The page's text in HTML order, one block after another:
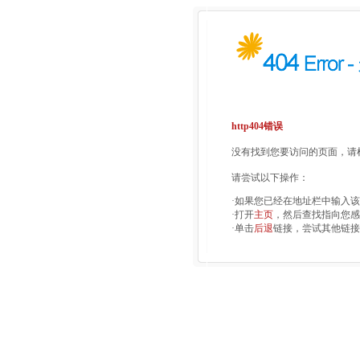
http404错误
没有找到您要访问的页面，
请尝试以下操作：
·如果您已经在地址栏中输入
·打开主页 ，然后查找指向您
·单击后退链接，尝试其他链